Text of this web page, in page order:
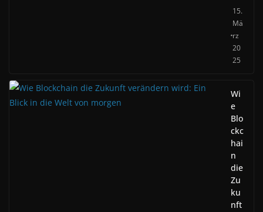
15.
Mä
rz
20
25
Wi
e
Blo
ckc
hai
n
die
Zu
ku
nft